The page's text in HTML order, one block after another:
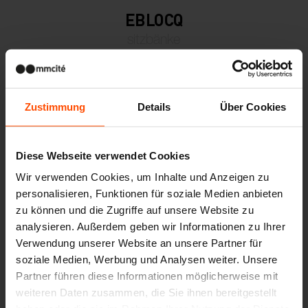
Zustimmung Details Über Cookies
Diese Webseite verwendet Cookies
Wir verwenden Cookies, um Inhalte und Anzeigen zu
personalisieren, Funktionen für soziale Medien anbieten
zu können und die Zugriffe auf unsere Website zu
analysieren. Außerdem geben wir Informationen zu Ihrer
Verwendung unserer Website an unsere Partner für
soziale Medien, Werbung und Analysen weiter. Unsere
Partner führen diese Informationen möglicherweise mit
weiteren Daten zusammen, die Sie ihnen bereitgestellt
EBLOCQ
BLOCQ
sitzbänke